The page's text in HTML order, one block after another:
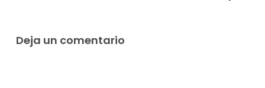
Deja un comentario